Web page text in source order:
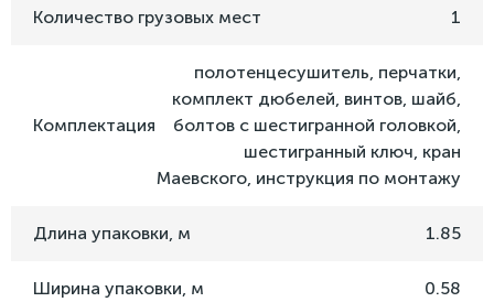
Количество грузовых мест 1
Комплектация
полотенцесушитель, перчатки,
комплект дюбелей, винтов, шайб,
болтов с шестигранной головкой,
шестигранный ключ, кран
Маевского, инструкция по монтажу
Длина упаковки, м 1.85
Ширина упаковки, м 0.58